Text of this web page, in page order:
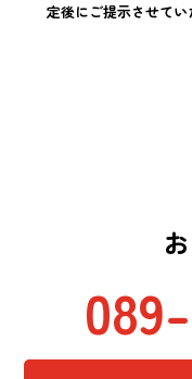
定後にご提示させてい